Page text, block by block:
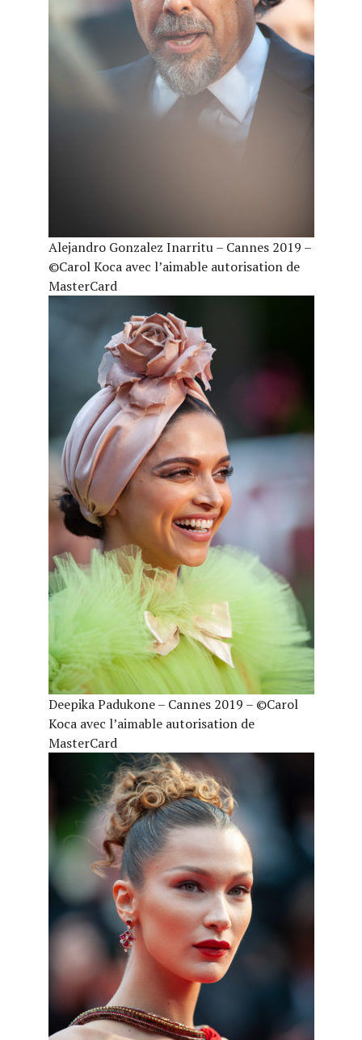
Alejandro Gonzalez Inarritu – Cannes 2019 –
©Carol Koca avec l’aimable autorisation de
MasterCard
Deepika Padukone – Cannes 2019 – ©Carol
Koca avec l’aimable autorisation de
MasterCard